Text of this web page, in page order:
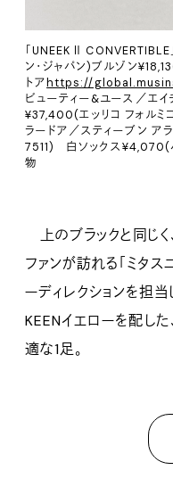
「UNEEK Ⅱ
ン・ジャパン)ブルゾン
トアhttps://
ビューティー&ユース／エ
¥37,400(エッリコ フォル
ラードア／スティーブン ア
7511) 白ソックス
物
上のブラックと同じ
ファンが訪れる「ミタ
ーディレクションを担当
KEENイエローを配し
適な1足。